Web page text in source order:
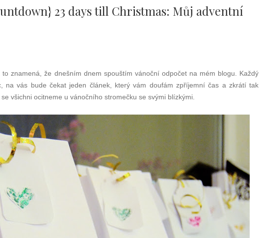
23 days till Christmas: Můj adventní
znamená, že dnešním dnem spouštím vánoční odpočet na mém blogu. Každý
na vás bude čekat jeden článek, který vám doufám zpříjemní čas a zkrátí tak
všichni ocitneme u vánočního stromečku se svými blízkými.